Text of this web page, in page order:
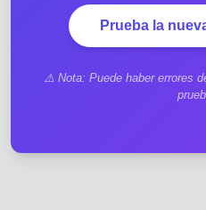
Prueba la
⚠️ Nota: Puede haber errores